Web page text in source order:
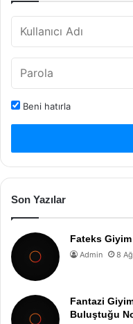
Beni hatırla
Son Yazılar
Fateks Giyim
Admin 8
Fantazi
Buluştuğu